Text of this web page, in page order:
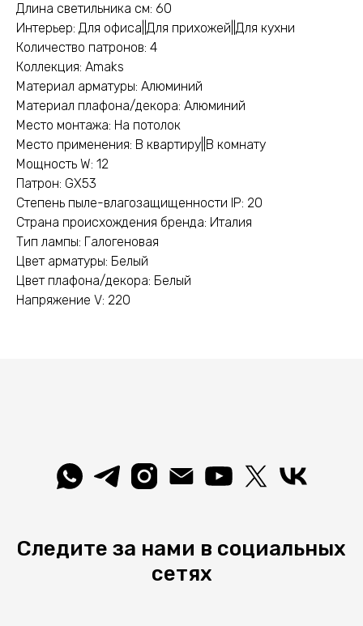
Длина светильника см: 60
Интерьер: Для офиса||Для прихожей||Для кухни
Количество патронов: 4
Коллекция: Amaks
Материал арматуры: Алюминий
Материал плафона/декора: Алюминий
Место монтажа: На потолок
Место применения: В квартиру||В комнату
Мощность W: 12
Патрон: GX53
Степень пыле-влагозащищенности IP: 20
Страна происхождения бренда: Италия
Тип лампы: Галогеновая
Цвет арматуры: Белый
Цвет плафона/декора: Белый
Напряжение V: 220
Следите за нами в социальных
сетях